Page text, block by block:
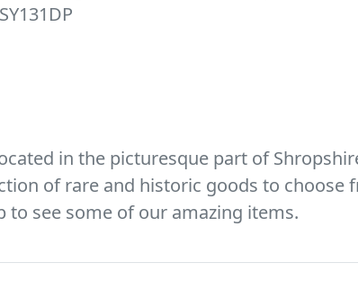
SY131DP
in the picturesque part of
of rare and historic goods to choose
to see some of our amazing items.